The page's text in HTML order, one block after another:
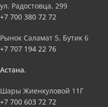
ул. Радостовца, 299
+7 700 380 72 72
Рынок Саламат 5, Бутик 6
+7 707 194 22 76
Астана.
Шары Жиенкуловой 11Г
+7 700 603 72 72